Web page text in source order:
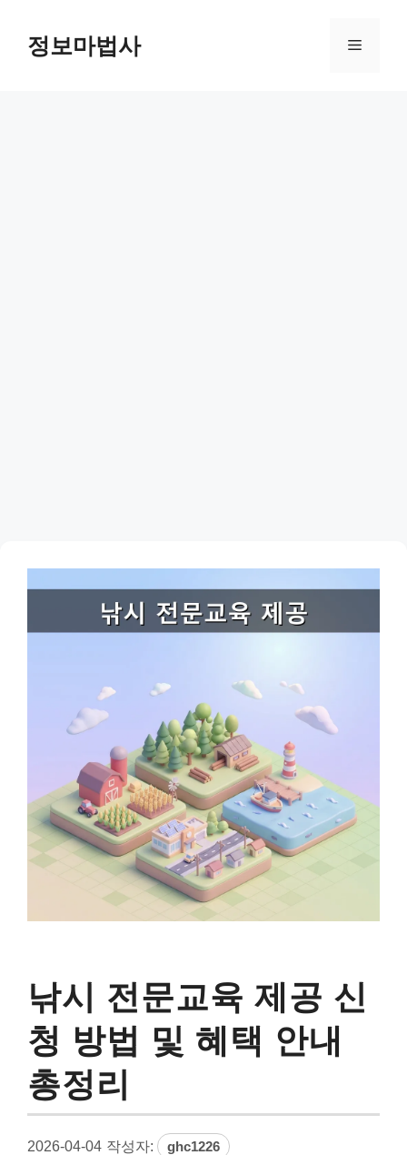
정보마법사 메
낚시 전문교육 제공 신
청 방법 및 혜택 안내
총정리
2026-04-04 작성자: ghc1226